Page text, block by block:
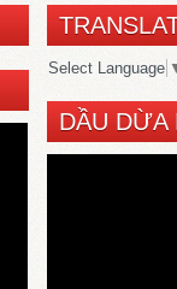
Select Language
DẦU DỪA